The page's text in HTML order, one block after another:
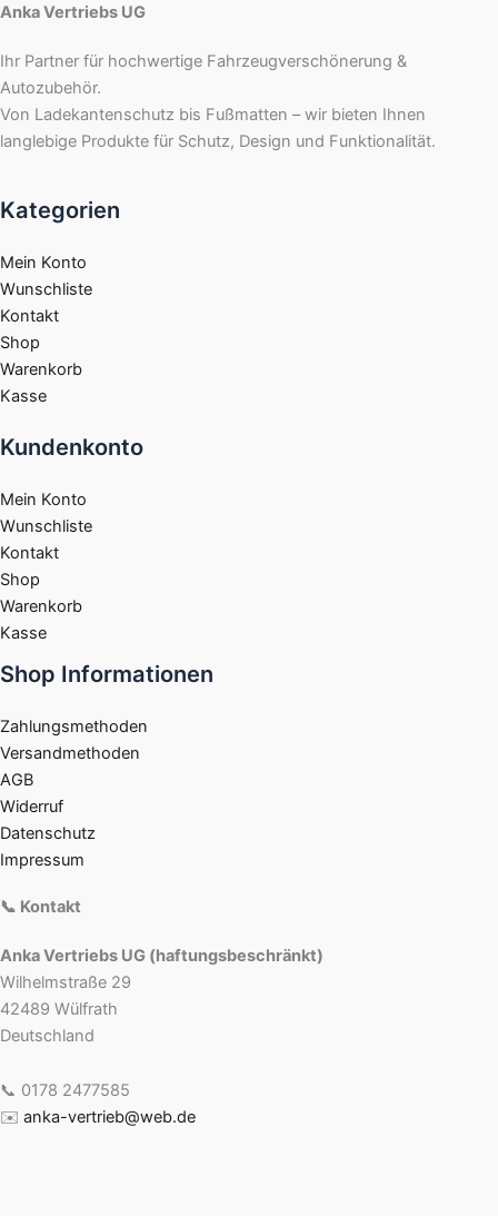
Anka Vertriebs UG
Ihr Partner für hochwertige Fahrzeugverschönerung &
Autozubehör.
Von Ladekantenschutz bis Fußmatten – wir bieten Ihnen
langlebige Produkte für Schutz, Design und Funktionalität.
Kategorien
Mein Konto
Wunschliste
Kontakt
Shop
Warenkorb
Kasse
Kundenkonto
Mein Konto
Wunschliste
Kontakt
Shop
Warenkorb
Kasse
Shop Informationen
Zahlungsmethoden
Versandmethoden
AGB
Widerruf
Datenschutz
Impressum
📞 Kontakt
Anka Vertriebs UG (haftungsbeschränkt)
Wilhelmstraße 29
42489 Wülfrath
Deutschland
📞 0178 2477585
✉️ anka-vertrieb@web.de